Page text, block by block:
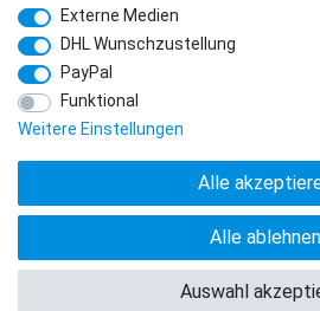
© Copyright 2018 - 2026 filter-direkt. Alle
verstehen sich inkl. MwSt. und
Vertrag widerrufen
Externe Medien
DHL Wunschzustellung
PayPal
Funktional
Weitere Einstellungen
Alle
Alle ablehnen
Auswahl